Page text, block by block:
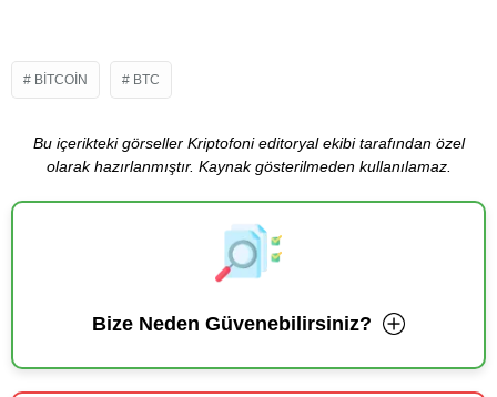
BITCOIN BTC
Bu içerikteki görseller Kriptofoni editoryal ekibi tarafından özel
olarak hazırlanmıştır. Kaynak gösterilmeden kullanılamaz.
Bize Neden Güvenebilirsiniz?